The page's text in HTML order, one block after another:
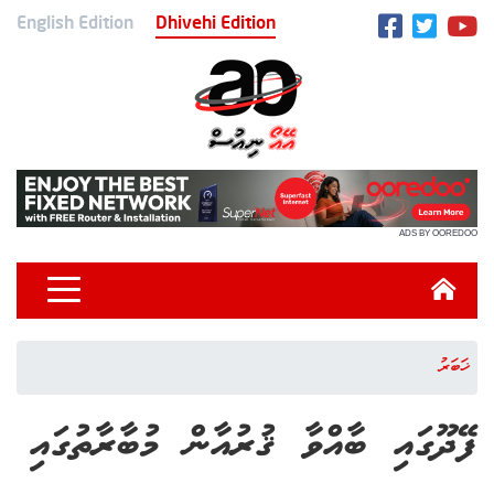
English Edition Dhivehi Edition
ADS BY OOREDOO
ޚަބަރު
ފޭދޫގައި ބާއްވާ ޤުރުއާން މުބާރާތުގައި